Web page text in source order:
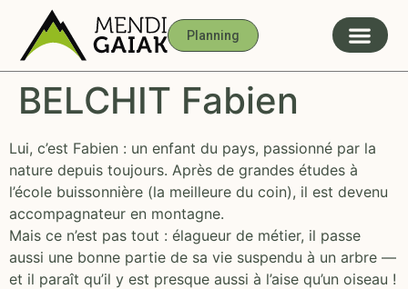
Planning
BELCHIT Fabien
Lui, c’est Fabien : un enfant du pays, passionné par la
nature depuis toujours. Après de grandes études à
l’école buissonnière (la meilleure du coin), il est devenu
accompagnateur en montagne.
Mais ce n’est pas tout : élagueur de métier, il passe
aussi une bonne partie de sa vie suspendu à un arbre —
et il paraît qu’il y est presque aussi à l’aise qu’un oiseau !